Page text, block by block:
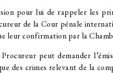
pour lui de rappeler les
de la Cour pénale
leur confirmation par la
peut demander
des crimes relevant de la